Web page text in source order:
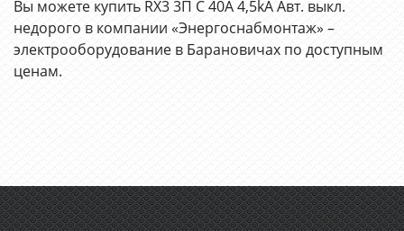
Вы можете купить RX3 3П С 40A 4,5kA Авт. выкл.
недорого в компании «Энергоснабмонтаж» –
электрооборудование в Барановичах по доступным
ценам.